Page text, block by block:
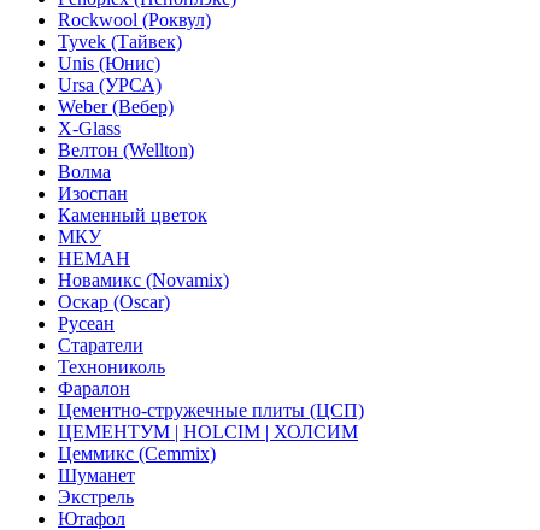
Rockwool (Роквул)
Tyvek (Тайвек)
Unis (Юнис)
Ursa (УРСА)
Weber (Вебер)
X-Glass
Велтон (Wellton)
Волма
Изоспан
Каменный цветок
МКУ
НЕМАН
Новамикс (Novamix)
Оскар (Oscar)
Русеан
Старатели
Технониколь
Фаралон
Цементно-стружечные плиты (ЦСП)
ЦЕМЕНТУМ | HOLCIM | ХОЛСИМ
Цеммикс (Cemmix)
Шуманет
Экстрель
Ютафол